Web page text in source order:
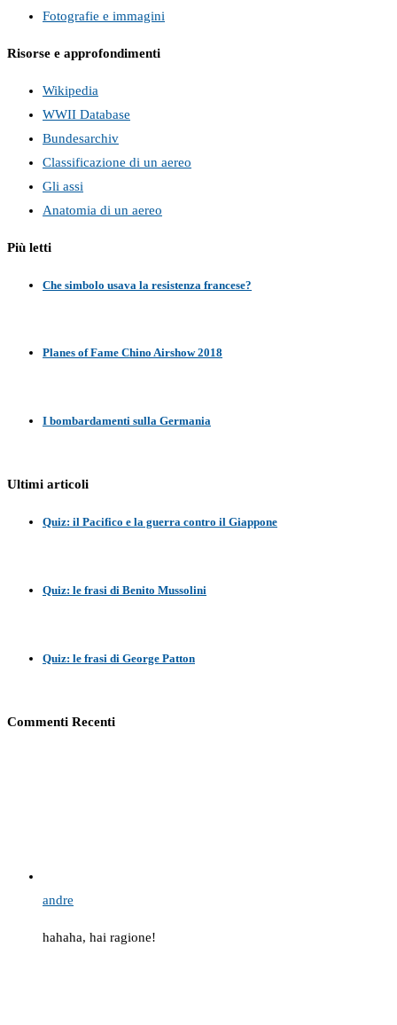
Fotografie e immagini
Risorse e approfondimenti
Wikipedia
WWII Database
Bundesarchiv
Classificazione di un aereo
Gli assi
Anatomia di un aereo
Più letti
Che simbolo usava la resistenza francese?
Planes of Fame Chino Airshow 2018
I bombardamenti sulla Germania
Ultimi articoli
Quiz: il Pacifico e la guerra contro il Giappone
Quiz: le frasi di Benito Mussolini
Quiz: le frasi di George Patton
Commenti Recenti
andre
hahaha, hai ragione!